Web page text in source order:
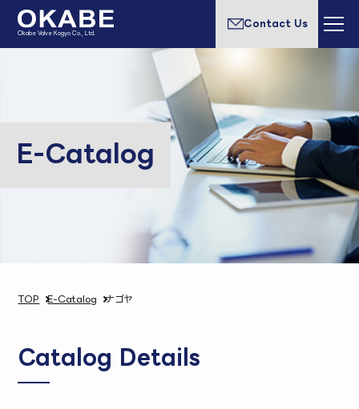
Okabe Valve Kogyo Co., Ltd.
Contact Us
E-Catalog
TOP E-Catalog ナゴヤ
Catalog Details